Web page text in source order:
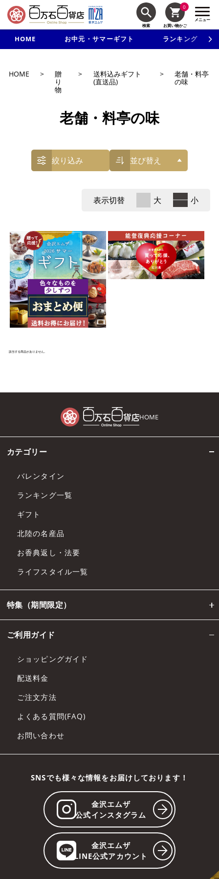
検索
0
お買い物かご
メニュー
HOME お中元・サマーギフト ランキング
新規入会で3千円以上で使える500円クーポンを進呈！
HOME >
贈
り
物
>
送料込みギフト
(直送品)
>
老舗・料亭
の味
老舗・料亭の味
絞り込み 並び替え
表示切替 大 小
該当する商品がありません。
HOME
カテゴリー
バレンタイン
ランキング一覧
ギフト
北陸の名産品
お香典返し・法要
ライフスタイル一覧
特集（期間限定）
ご利用ガイド
ショッピングガイド
配送料金
ご注文方法
よくある質問(FAQ)
お問い合わせ
SNSでも様々な情報をお届けしております！
金沢エムザ
公式インスタグラム
金沢エムザ
LINE公式アカウント